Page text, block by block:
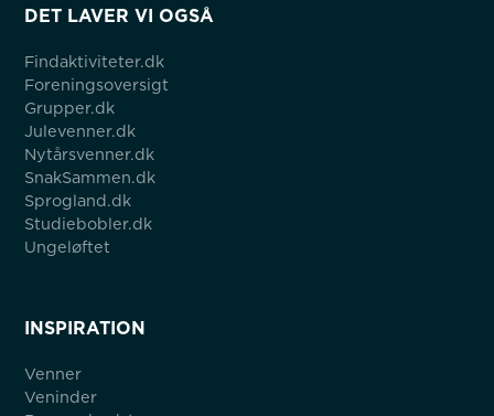
DET LAVER VI OGSÅ
Findaktiviteter.dk
Foreningsoversigt
Grupper.dk
Julevenner.dk
Nytårsvenner.dk
SnakSammen.dk
Sprogland.dk
Studiebobler.dk
Ungeløftet
INSPIRATION
Venner
Veninder